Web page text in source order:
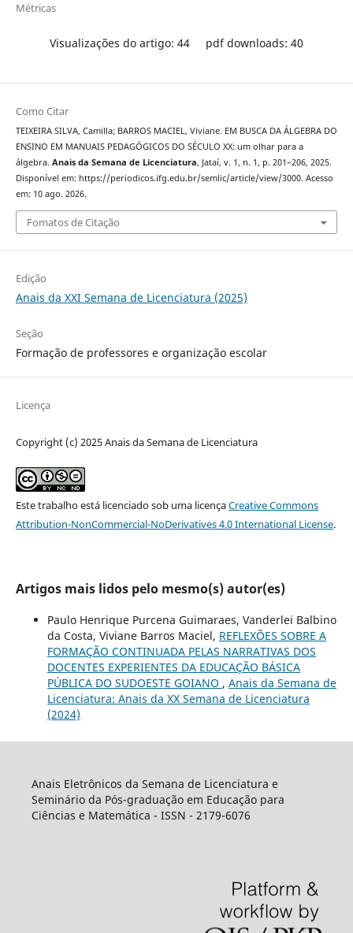
Métricas
Visualizações do artigo: 44 pdf downloads: 40
Como Citar
TEIXEIRA SILVA, Camilla; BARROS MACIEL, Viviane. EM BUSCA DA ÁLGEBRA DO
ENSINO EM MANUAIS PEDAGÓGICOS DO SÉCULO XX: um olhar para a
álgebra. Anais da Semana de Licenciatura, Jataí, v. 1, n. 1, p. 201–206, 2025.
Disponível em: https://periodicos.ifg.edu.br/semlic/article/view/3000. Acesso
em: 10 ago. 2026.
Fomatos de Citação
Edição
Anais da XXI Semana de Licenciatura (2025)
Seção
Formação de professores e organização escolar
Licença
Copyright (c) 2025 Anais da Semana de Licenciatura
Este trabalho está licenciado sob uma licençaCreative Commons
Attribution-NonCommercial-NoDerivatives 4.0 International License.
Artigos mais lidos pelo mesmo(s) autor(es)
Paulo Henrique Purcena Guimaraes, Vanderlei Balbino
da Costa, Viviane Barros Maciel, REFLEXÕES SOBRE A
FORMAÇÃO CONTINUADA PELAS NARRATIVAS DOS
DOCENTES EXPERIENTES DA EDUCAÇÃO BÁSICA
PÚBLICA DO SUDOESTE GOIANO , Anais da Semana de
Licenciatura: Anais da XX Semana de Licenciatura
(2024)
Anais Eletrônicos da Semana de Licenciatura e
Seminário da Pós-graduação em Educação para
Ciências e Matemática - ISSN - 2179-6076